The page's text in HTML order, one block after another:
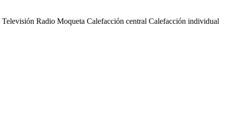
Televisión Radio Moqueta Calefacción central Calefacción individual